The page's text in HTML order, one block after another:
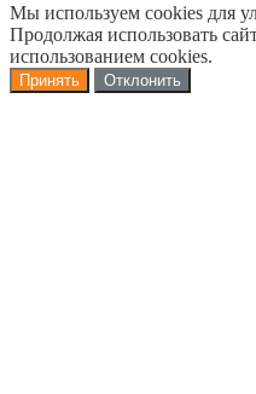
Мы используем cookies для
Продолжая использовать
использованием cookies.
Принять Отклонить